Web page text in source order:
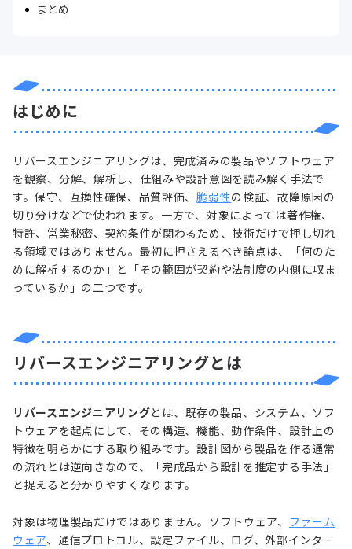
まとめ
はじめに
リバースエンジニアリングは、完成済みの製品やソフトウェア
を観察、分解、解析し、仕組みや設計意図を読み解く手法で
す。保守、互換性確保、品質評価、脆弱性の検証、故障原因の
切り分けなどで使われます。一方で、対象によっては著作権、
特許、営業秘密、契約条件が関わるため、技術だけで押し切れ
る領域ではありません。最初に押さえるべき論点は、「何のた
めに解析するのか」と「その範囲が契約や法制度の内側に収ま
っているか」の二つです。
リバースエンジニアリングとは
リバースエンジニアリングとは、既存の製品、システム、ソフ
トウェアを起点にして、その構造、機能、動作条件、設計上の
特徴を明らかにする取り組みです。設計図から製品を作る通常
の流れとは逆向きなので、「完成品から設計を推定する手法」
と捉えると分かりやすくなります。
対象は物理製品だけではありません。ソフトウェア、 ファーム
ウェア、通信プロトコル、設定ファイル、ログ、外部インター